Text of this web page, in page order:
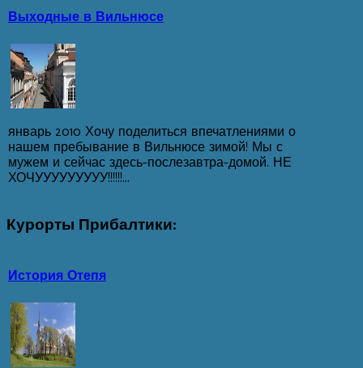
Выходные в Вильнюсе
январь 2010 Хочу поделиться впечатлениями о
нашем пребывание в Вильнюсе зимой! Мы с
мужем и сейчас здесь-послезавтра-домой. НЕ
ХОЧУУУУУУУУУ!!!!!!...
Курорты Прибалтики:
История Отепя